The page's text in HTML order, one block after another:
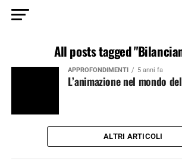
All posts tagged
APPROFONDIMENTI 5 anni fa
L’animazione nel mondo
ALTRI ARTICOLI